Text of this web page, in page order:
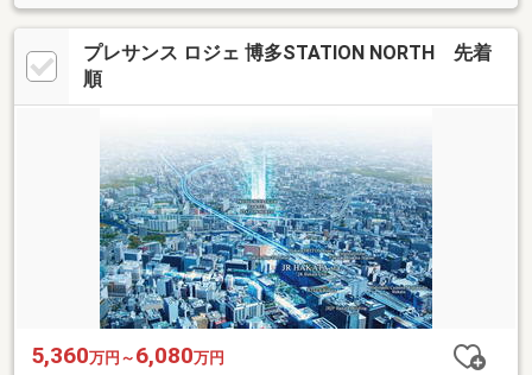
プレサンス ロジェ 博多STATION NORTH 先着
順
5,360万円～ 6,080万円